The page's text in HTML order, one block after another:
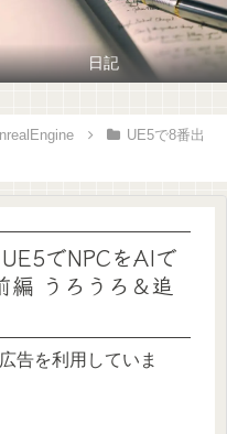
日記
UE5で8番出
でNPCをAIで
編 うろうろ＆追
告を利用していま